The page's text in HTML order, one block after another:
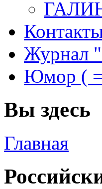
Журнал
Юмор (
Вы здесь
Главная